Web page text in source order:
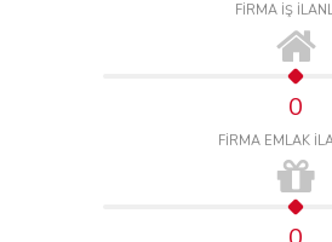
FİRMA İŞ
0
FİRMA EMLAK